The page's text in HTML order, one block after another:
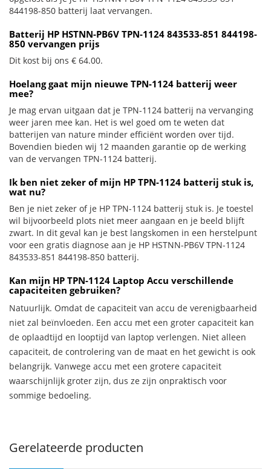
844198-850 batterij laat vervangen.
Batterij HP HSTNN-PB6V TPN-1124 843533-851 844198-
850 vervangen prijs
Dit kost bij ons € 64.00.
Hoelang gaat mijn nieuwe TPN-1124 batterij weer
mee?
Je mag ervan uitgaan dat je TPN-1124 batterij na vervanging
weer jaren mee kan. Het is wel goed om te weten dat
batterijen van nature minder efficiënt worden over tijd.
Bovendien bieden wij 12 maanden garantie op de werking
van de vervangen TPN-1124 batterij.
Ik ben niet zeker of mijn HP TPN-1124 batterij stuk is,
wat nu?
Ben je niet zeker of je HP TPN-1124 batterij stuk is. Je toestel
wil bijvoorbeeld plots niet meer aangaan en je beeld blijft
zwart. In dit geval kan je best langskomen in een herstelpunt
voor een gratis diagnose aan je HP HSTNN-PB6V TPN-1124
843533-851 844198-850 batterij.
Kan mijn HP TPN-1124 Laptop Accu verschillende
capaciteiten gebruiken?
Natuurlijk. Omdat de capaciteit van accu de verenigbaarheid
niet zal beïnvloeden. Een accu met een groter capaciteit kan
de oplaadtijd en looptijd van laptop verlengen. Niet alleen
capaciteit, de controlering van de maat en het gewicht is ook
belangrijk. Vanwege accu met een grotere capaciteit
waarschijnlijk groter zijn, dus ze zijn onpraktisch voor
sommige bedoeling.
Gerelateerde producten